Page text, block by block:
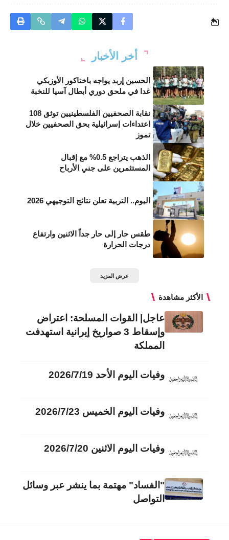
أخر الأخبار
الحسين إربد يواجه باختاكور الأوزبكي
غدا في ملحق دوري أبطال آسيا للنخبة
نقابة الصحفيين الفلسطينيين توثق 108
اعتداءات إسرائيلية بحق الصحفيين خلال
تموز
الذهب يتراجع 0.5% مع إقبال
المستثمرين على جني الأرباح
اليوم.. التربية تعلن نتائج التوجيهي 2026
طقس حار إلى حار جداً الاثنين وارتفاع
درجات الحرارة
عرض المزيد
الأكثر مشاهدة
عاجل| القوات المسلحة: اعتراض
وإسقاط 3 صواريخ إيرانية استهدفت
المملكة
وفيات اليوم الأحد 2026/7/19
وفيات اليوم الخميس 2026/7/23
وفيات اليوم الاثنين 2026/7/20
"الفساد" مهتمة بما ينشر عبر وسائل
التواصل